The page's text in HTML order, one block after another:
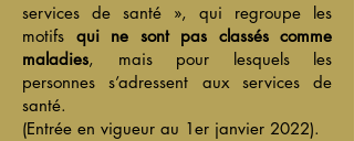
services de santé », qui regroupe les
motifs qui ne sont pas classés comme
maladies, mais pour lesquels les
personnes s’adressent aux services de
santé.
(Entrée en vigueur au 1er janvier 2022).